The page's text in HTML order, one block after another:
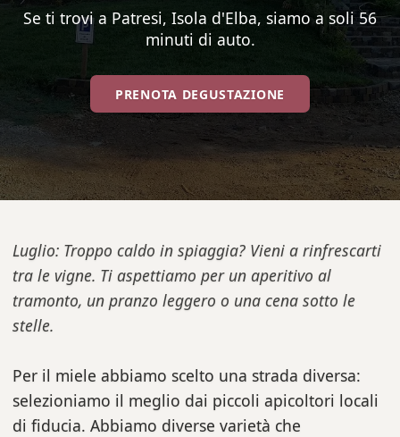
Se ti trovi a Patresi, Isola d'Elba, siamo a soli 56
minuti di auto.
PRENOTA DEGUSTAZIONE
Luglio: Troppo caldo in spiaggia? Vieni a rinfrescarti
tra le vigne. Ti aspettiamo per un aperitivo al
tramonto, un pranzo leggero o una cena sotto le
stelle.
Per il miele abbiamo scelto una strada diversa:
selezioniamo il meglio dai piccoli apicoltori locali
di fiducia. Abbiamo diverse varietà che